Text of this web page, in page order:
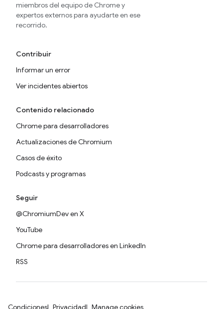
miembros del equipo de Chrome y
expertos externos para ayudarte en ese
recorrido.
Contribuir
Informar un error
Ver incidentes abiertos
Contenido relacionado
Chrome para desarrolladores
Actualizaciones de Chromium
Casos de éxito
Podcasts y programas
Seguir
@ChromiumDev en X
YouTube
Chrome para desarrolladores en LinkedIn
RSS
Condiciones Privacidad Manage cookies